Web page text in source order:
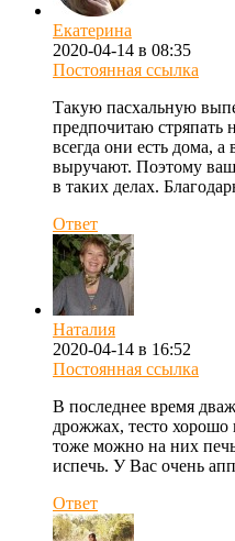
Екатерина
2020-04-14 в 08:35
Постоянная ссылка
Такую пасхальную
предпочитаю
всегда они есть дома, а
выручают. Поэтому
в таких делах.
Ответ
Наталия
2020-04-14 в 16:52
Постоянная ссылка
В последнее время
дрожжах, тесто
тоже можно на них
испечь. У Вас очень
Ответ